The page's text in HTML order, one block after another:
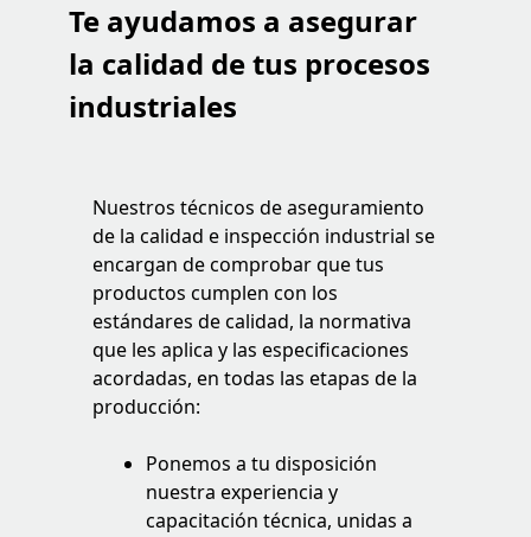
Te ayudamos a asegurar
la calidad de tus procesos
industriales
Nuestros técnicos de aseguramiento
de la calidad e inspección industrial se
encargan de comprobar que tus
productos cumplen con los
estándares de calidad, la normativa
que les aplica y las especificaciones
acordadas, en todas las etapas de la
producción:
Ponemos a tu disposición
nuestra experiencia y
capacitación técnica, unidas a